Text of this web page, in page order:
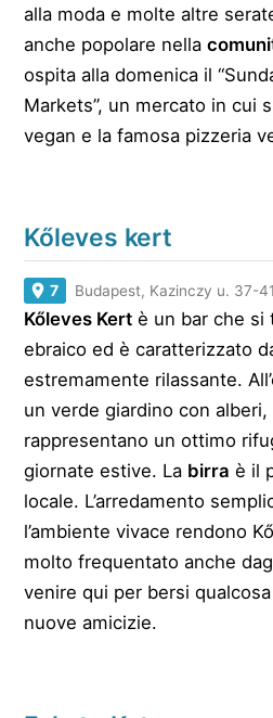
alla moda e molte altre
anche popolare nella
ospita alla domenica il
Markets”, un mercato in cui
vegan e la famosa pizzeria
Kőleves kert
7 Budapest, Kazinczy u. 37-
Kőleves Kert è un bar che si
ebraico ed è caratterizzato
estremamente rilassante.
un verde giardino con
rappresentano un ottimo
giornate estive. La birra è il
locale. L’arredamento
l’ambiente vivace rendono
molto frequentato anche
venire qui per bersi
nuove amicizie.